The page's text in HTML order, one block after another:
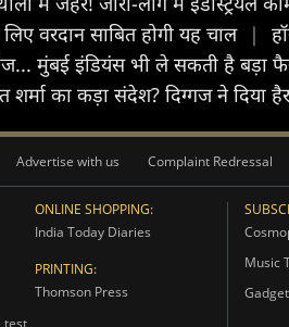
वरदान साबित होगी यह चाल |
मुंबई इंडियंस भी ले सकती है बड़ा
शर्मा का कड़ा संदेश? दिग्गज ने दिया
Advertise with us Complaint Redressal
test
ONLINE SHOPPING:
India Today Diaries
PRINTING:
Thomson Press
Music